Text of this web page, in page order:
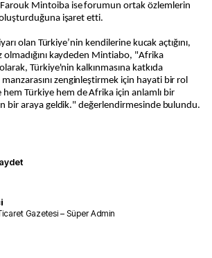
Mintoiba ise forumun ortak özlemlerin
işaret etti.
olan Türkiye’nin kendilerine kucak açtığını,
olmadığını kaydeden Mintiabo, "Afrika
Türkiye'nin kalkınmasına katkıda
zenginleştirmek için hayati bir rol
Türkiye hem de Afrika için anlamlı bir
bir araya geldik." değerlendirmesinde bulundu.
Gazetesi – Süper Admin